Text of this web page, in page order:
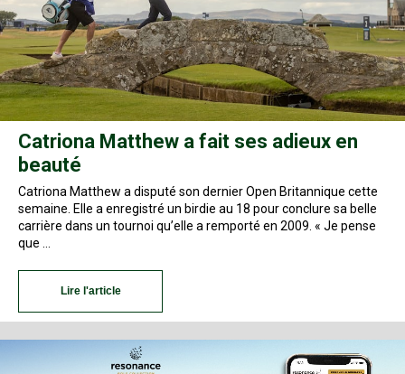
Catriona Matthew a fait ses adieux en
beauté
Catriona Matthew a disputé son dernier Open Britannique cette
semaine. Elle a enregistré un birdie au 18 pour conclure sa belle
carrière dans un tournoi qu’elle a remporté en 2009. « Je pense
que …
Lire l'article